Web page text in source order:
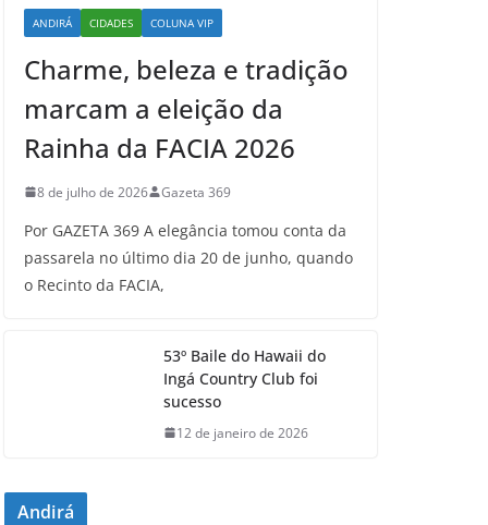
ANDIRÁ CIDADES COLUNA VIP
Charme, beleza e tradição
marcam a eleição da
Rainha da FACIA 2026
8 de julho de 2026 Gazeta 369
Por GAZETA 369 A elegância tomou conta da
passarela no último dia 20 de junho, quando
o Recinto da FACIA,
53º Baile do Hawaii do
Ingá Country Club foi
sucesso
12 de janeiro de 2026
Andirá